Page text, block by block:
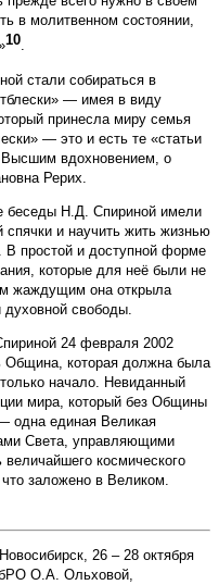
в молитвенном состоянии,
10.
стали собираться в
— имея в виду
принесла миру семья
— это и есть те «статьи
Высшим вдохновением, о
Рерих.
беседы Н.Д. Спириной имели
и научить жить жизнью
простой и доступной форме
которые для неё были не
жаждущим она открыла
свободы.
24 февраля 2002
которая должна была
начало. Невиданный
мира, который без Общины
одна единая Великая
Света, управляющими
космического
заложено в Великом.
26 – 28 октября
О.А. Ольховой,